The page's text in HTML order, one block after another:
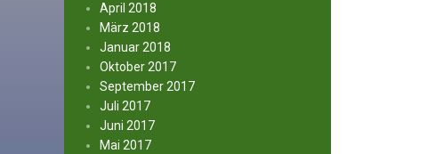
April 2018
März 2018
Januar 2018
Oktober 2017
September 2017
Juli 2017
Juni 2017
Mai 2017